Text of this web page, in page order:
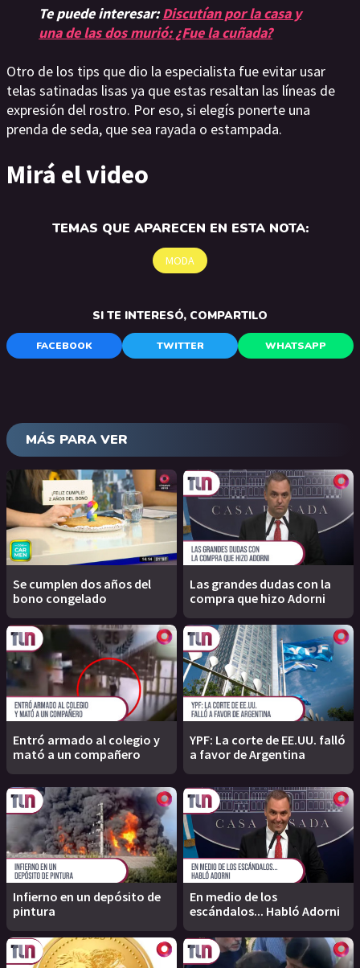
Te puede interesar:Discutían por la casa y
una de las dos murió: ¿Fue la cuñada?
Otro de los tips que dio la especialista fue evitar usar
telas satinadas lisas ya que estas resaltan las líneas de
expresión del rostro. Por eso, si elegís ponerte una
prenda de seda, que sea rayada o estampada.
Mirá el video
TEMAS QUE APARECEN EN ESTA NOTA:
MODA
SI TE INTERESÓ, COMPARTILO
FACEBOOK TWITTER WHATSAPP
MÁS PARA VER
Se cumplen dos años del
bono congelado
Las grandes dudas con la
compra que hizo Adorni
Entró armado al colegio y
mató a un compañero
YPF: La corte de EE.UU. falló
a favor de Argentina
Infierno en un depósito de
pintura
En medio de los
escándalos... Habló Adorni